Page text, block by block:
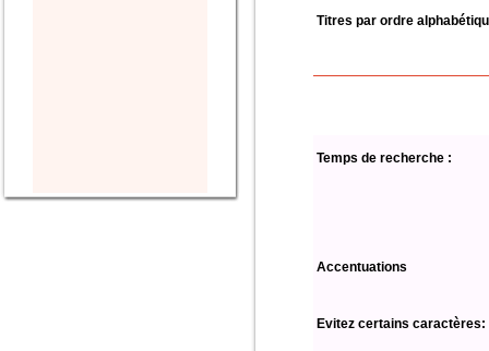
Titres par ordre
Temps de recherche :
Accentuations
Evitez certains caractères: